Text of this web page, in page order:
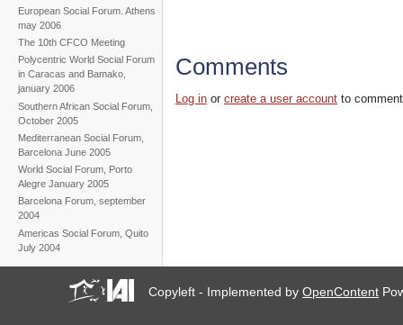
European Social Forum. Athens
may 2006
The 10th CFCO Meeting
Polycentric World Social Forum
in Caracas and Bamako,
january 2006
Southern African Social Forum,
October 2005
Mediterranean Social Forum,
Barcelona June 2005
World Social Forum, Porto
Alegre January 2005
Barcelona Forum, september
2004
Americas Social Forum, Quito
July 2004
Comments
Log in orcreate a user account to
Copyleft - Implemented byOpenContent